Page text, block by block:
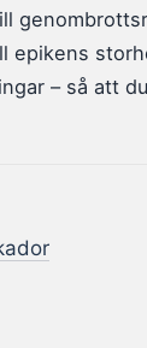
epikens
– så att